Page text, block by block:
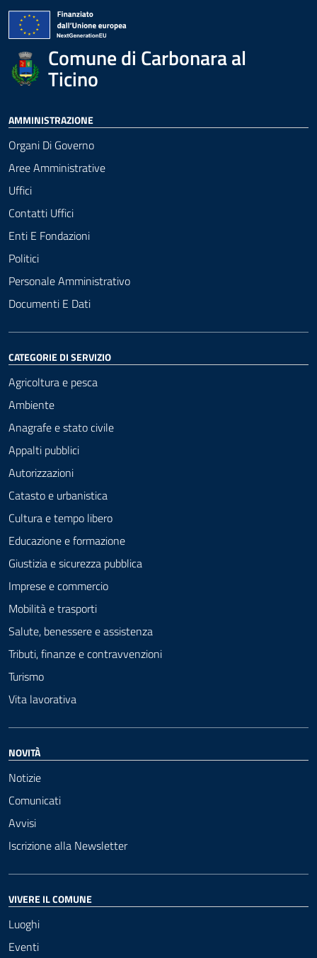
Comune di Carbonara al
Ticino
AMMINISTRAZIONE
Organi Di Governo
Aree Amministrative
Uffici
Contatti Uffici
Enti E Fondazioni
Politici
Personale Amministrativo
Documenti E Dati
CATEGORIE DI SERVIZIO
Agricoltura e pesca
Ambiente
Anagrafe e stato civile
Appalti pubblici
Autorizzazioni
Catasto e urbanistica
Cultura e tempo libero
Educazione e formazione
Giustizia e sicurezza pubblica
Imprese e commercio
Mobilità e trasporti
Salute, benessere e assistenza
Tributi, finanze e contravvenzioni
Turismo
Vita lavorativa
NOVITÀ
Notizie
Comunicati
Avvisi
Iscrizione alla Newsletter
VIVERE IL COMUNE
Luoghi
Eventi